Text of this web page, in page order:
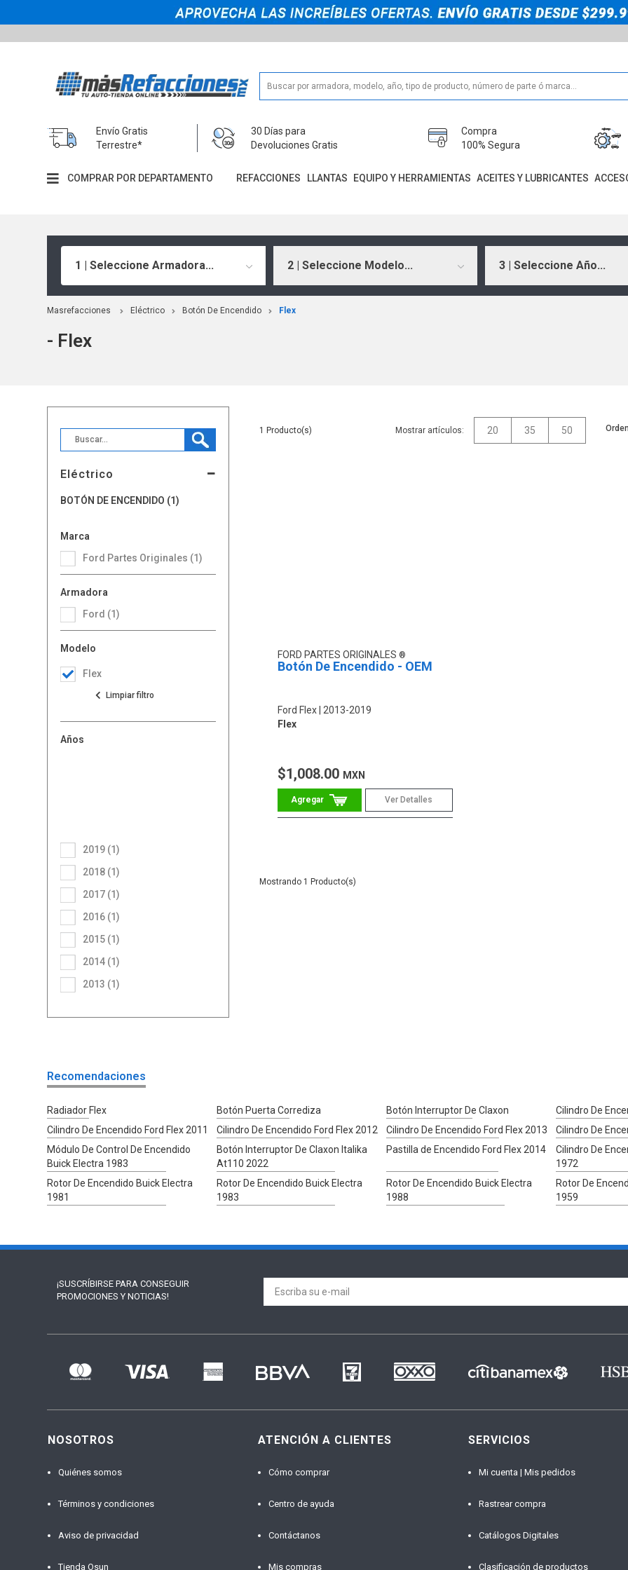
Envío Gratis
Terrestre*
30 Días para
Devoluciones Gratis
Compra
100% Segura
COMPRAR POR DEPARTAMENTO REFACCIONES LLANTAS EQUIPO Y HERRAMIENTAS ACEITES Y LUBRICANTES
1 | Seleccione Armadora... 2 | Seleccione Modelo... 3 | Seleccione Año...
Masrefacciones Eléctrico Botón De Encendido Flex
- Flex
Eléctrico
BOTÓN DE ENCENDIDO (1)
Marca
Ford Partes Originales (1)
Armadora
Ford (1)
Modelo
Flex
Años
2013 (1)
2014 (1)
2015 (1)
2016 (1)
2017 (1)
2018 (1)
2019 (1)
1 Mostrar artículos: 20 35 50
FORD PARTES ORIGINALES
Botón De Encendido - OEM
Ford Flex
2013-2019
Flex
$1,008.00 MXN
Ver Detalles
1
Recomendaciones
Radiador Flex Botón Puerta Corrediza Botón Interruptor De Claxon Cilindro De
Cilindro De Encendido Ford Flex 2011
Cilindro De Encendido Ford Flex 2012 Cilindro De Encendido Ford Flex 2013 Cilindro De
Módulo De Control De Encendido
Buick Electra 1983
Botón Interruptor De Claxon Italika
At110 2022
Pastilla de Encendido Ford Flex 2014
Cilindro De
1972
Rotor De Encendido Buick Electra
1981
Rotor De Encendido Buick Electra
1983
Rotor De Encendido Buick Electra
1988
Rotor De
1959
¡SUSCRÍBIRSE PARA CONSEGUIR
PROMOCIONES Y NOTICIAS!
NOSOTROS
Quiénes somos
Términos y condiciones
Aviso de privacidad
Tienda Osun
ATENCIÓN A CLIENTES
Cómo comprar
Centro de ayuda
Contáctanos
Mis compras
SERVICIOS
Mi cuenta | Mis pedidos
Rastrear compra
Catálogos Digitales
Clasificación de productos